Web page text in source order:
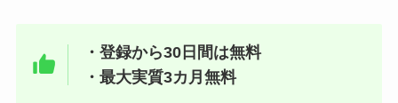
・登録から30日間は無料
・最大実質3カ月無料